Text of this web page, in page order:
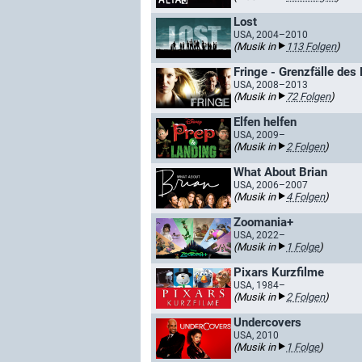
Lost
USA, 2004–2010
(Musik in 113 Folgen)
Fringe - Grenzfälle des
USA, 2008–2013
(Musik in 72 Folgen)
Elfen helfen
USA, 2009–
(Musik in 2 Folgen)
What About Brian
USA, 2006–2007
(Musik in 4 Folgen)
Zoomania+
USA, 2022–
(Musik in 1 Folge)
Pixars Kurzfilme
USA, 1984–
(Musik in 2 Folgen)
Undercovers
USA, 2010
(Musik in 1 Folge)